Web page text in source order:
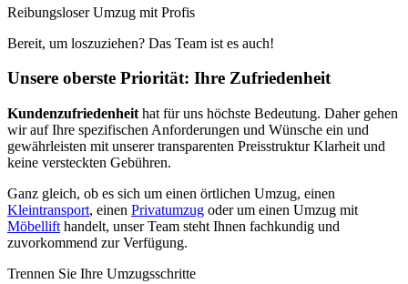
Reibungsloser Umzug mit Profis
Bereit, um loszuziehen? Das Team ist es auch!
Unsere oberste Priorität: Ihre Zufriedenheit
Kundenzufriedenheit hat für uns höchste Bedeutung. Daher gehen
wir auf Ihre spezifischen Anforderungen und Wünsche ein und
gewährleisten mit unserer transparenten Preisstruktur Klarheit und
keine versteckten Gebühren.
Ganz gleich, ob es sich um einen örtlichen Umzug, einen
Kleintransport, einen Privatumzug oder um einen Umzug mit
Möbellift handelt, unser Team steht Ihnen fachkundig und
zuvorkommend zur Verfügung.
Trennen Sie Ihre Umzugsschritte